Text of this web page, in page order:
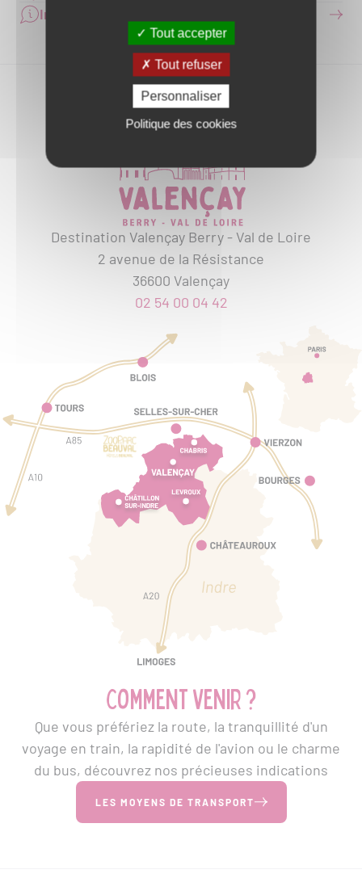
Infos pratiques
Destination Valençay Berry - Val de Loire
2 avenue de la Résistance
36600 Valençay
02 54 00 04 42
Comment venir ?
Que vous préfériez la route, la tranquillité d'un
voyage en train, la rapidité de l'avion ou le charme
du bus, découvrez nos précieuses indications
LES MOYENS DE TRANSPORT
Tout accepter
Tout refuser
Personnaliser
Politique des cookies